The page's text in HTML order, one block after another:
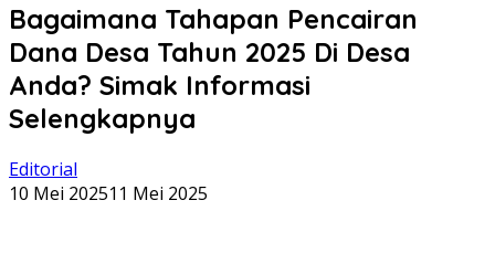
Bagaimana Tahapan Pencairan
Dana Desa Tahun 2025 Di Desa
Anda? Simak Informasi
Selengkapnya
Editorial
10 Mei 202511 Mei 2025